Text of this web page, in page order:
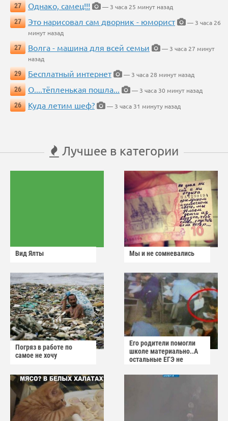
27
Однако, самец!!!
— 3 часа 25 минут назад
27
Это нарисовал сам дворник - юморист
— 3 часа 26
минут назад
27
Волга - машина для всей семьи
— 3 часа 27 минут
назад
29
Бесплатный интернет
— 3 часа 28 минут назад
26
О....тёпленькая пошла...
— 3 часа 30 минут назад
26
Куда летим шеф? — 3 часа 31 минуту назад
Лучшее в категории
Вид Ялты Мы и не сомневались
Погряз в работе по
самое не хочу
Его родители помогли
школе материально..А
остальные ЕГЭ не